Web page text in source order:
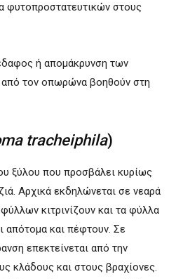
φυτοπροστατευτικών στους
ή απομάκρυνση των
τον οπωρώνα βοηθούν στη
tracheiphila)
ξύλου που προσβάλει κυρίως
Αρχικά εκδηλώνεται σε νεαρά
κιτρινίζουν και τα φύλλα
απότομα και πέφτουν. Σε
επεκτείνεται από την
κλάδους και στους βραχίονες.